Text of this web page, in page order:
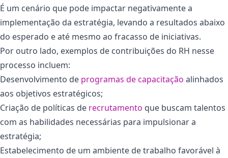
É um cenário que pode impactar negativamente a
implementação da estratégia, levando a resultados abaixo
do esperado e até mesmo ao fracasso de iniciativas.
Por outro lado, exemplos de contribuições do RH nesse
processo incluem:
Desenvolvimento de programas de capacitação alinhados
aos objetivos estratégicos;
Criação de políticas de recrutamento que buscam talentos
com as habilidades necessárias para impulsionar a
estratégia;
Estabelecimento de um ambiente de trabalho favorável à